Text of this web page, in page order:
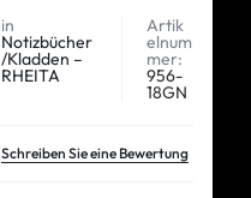
in
Notizbücher
/Kladden –
RHEITA
Artik
elnum
mer:
956-
18GN
Schreiben Sie eine Bewertung